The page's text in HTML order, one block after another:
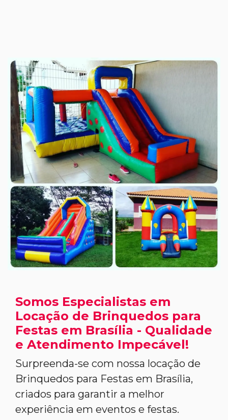
Somos Especialistas em
Locação de Brinquedos para
Festas em Brasília - Qualidade
e Atendimento Impecável!
Surpreenda-se com nossa locação de
Brinquedos para Festas em Brasília,
criados para garantir a melhor
experiência em eventos e festas.